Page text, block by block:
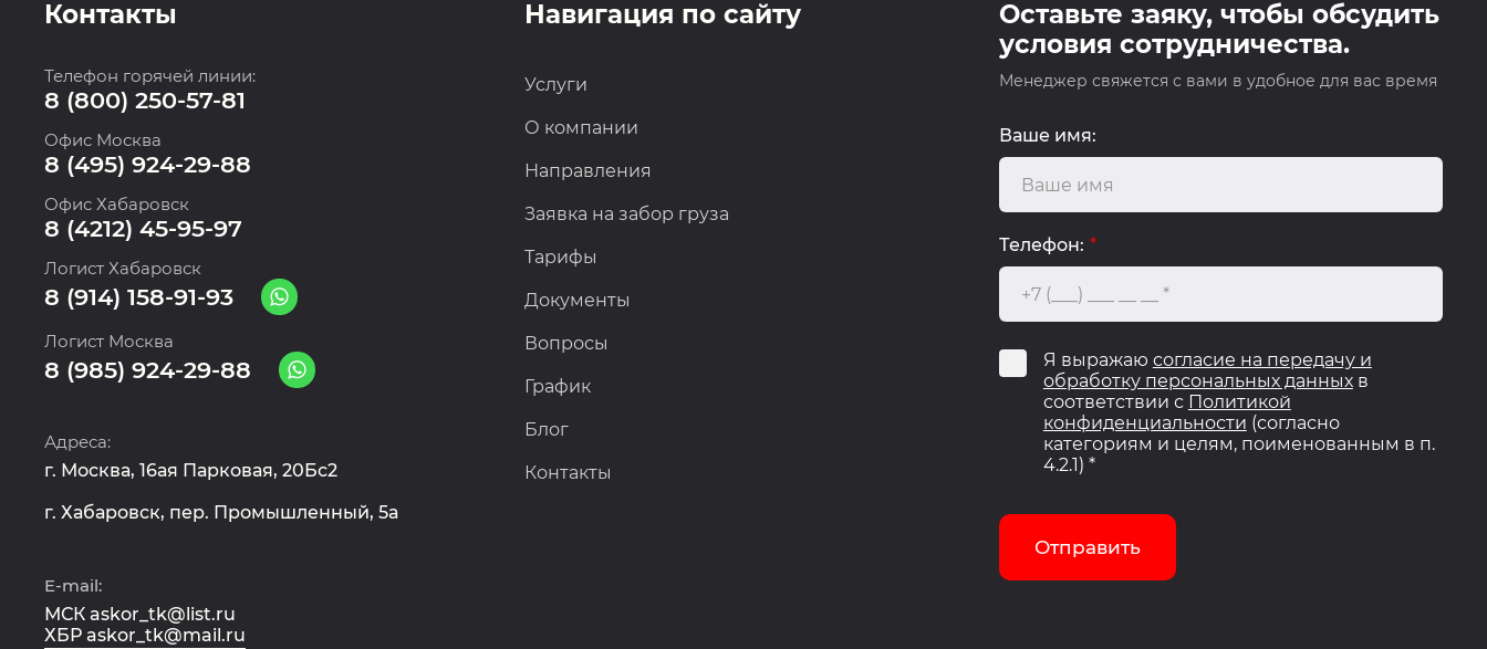
Контакты
Телефон горячей линии:
8 (800) 250-57-81
Офис Москва
8 (495) 924-29-88
Офис Хабаровск
8 (4212) 45-95-97
Логист Хабаровск
8 (914) 158-91-93
Логист Москва
8 (985) 924-29-88
Адреса:
г. Москва, 16ая Парковая, 20Бс2
г. Хабаровск, пер. Промышленный, 5а
E-mail:
МСК askor_tk@list.ru
ХБР askor_tk@mail.ru
Навигация по сайту
Услуги
О компании
Направления
Заявка на забор груза
Тарифы
Документы
Вопросы
График
Блог
Контакты
Оставьте заяку, чтобы обсудить
условия сотрудничества.
Менеджер свяжется с вами в удобное для вас время
Ваше имя:
Телефон: *
Я выражаю согласие на передачу и
обработку персональных данныхв
соответствии с Политикой
конфиденциальности (согласно
категориям и целям, поименованным в п.
4.2.1) *
Отправить